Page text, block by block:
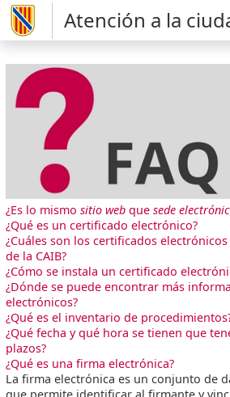
Atención a la
¿Es lo mismositio web quesede
¿Qué es un certificado electrónico?
¿Cuáles son los certificados
de la CAIB?
¿Cómo se instala un certificado
¿Dónde se puede encontrar más
electrónicos?
¿Qué es el inventario de
¿Qué fecha y qué hora se tienen que
plazos?
¿Qué es una firma electrónica?
La firma electrónica es un conjunto de